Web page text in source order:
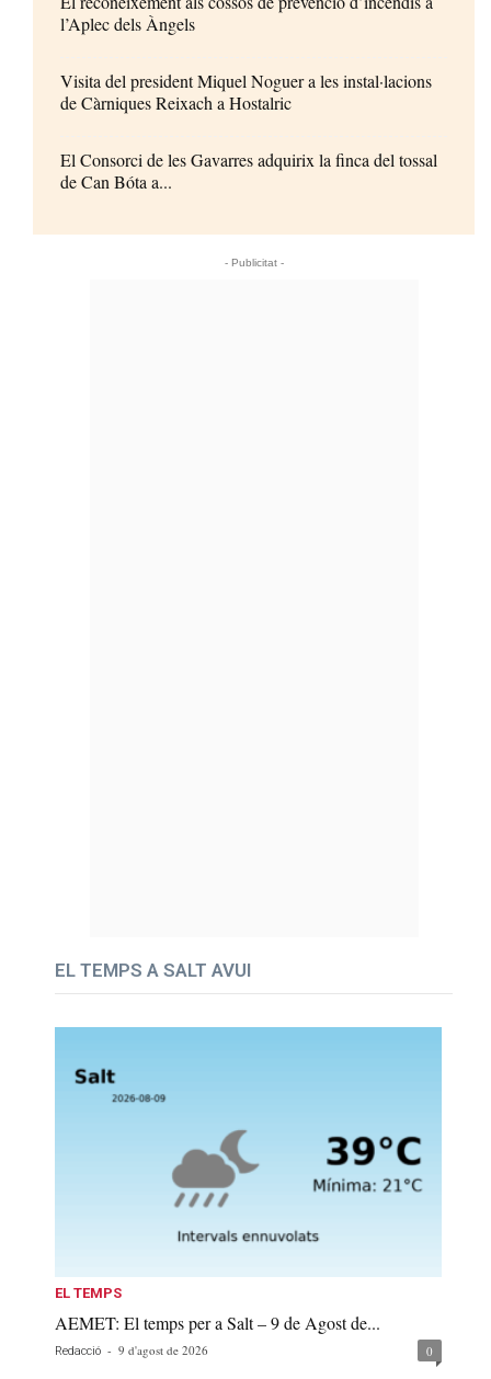
l’Aplec dels Àngels
Visita del president Miquel Noguer a les instal·lacions
de Càrniques Reixach a Hostalric
El Consorci de les Gavarres adquirix la finca del tossal
de Can Bóta a...
- Publicitat -
EL TEMPS A SALT AVUI
EL TEMPS
AEMET: El temps per a Salt – 9 de Agost de...
Redacció - 9 d'agost de 2026 0